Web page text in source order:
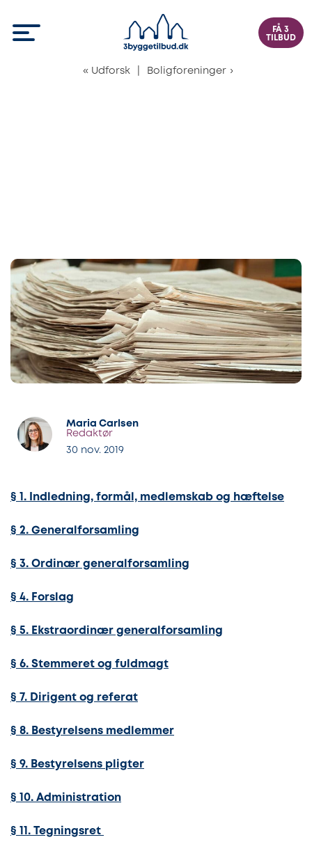
FÅ 3
TILBUD
« Udforsk Boligforeninger ›
Maria Carlsen
Redaktør
30 nov. 2019
§ 1. Indledning, formål, medlemskab og hæftelse
§ 2. Generalforsamling
§ 3. Ordinær generalforsamling
§ 4. Forslag
§ 5. Ekstraordinær generalforsamling
§ 6. Stemmeret og fuldmagt
§ 7. Dirigent og referat
§ 8. Bestyrelsens medlemmer
§ 9. Bestyrelsens pligter
§ 10. Administration
§ 11. Tegningsret